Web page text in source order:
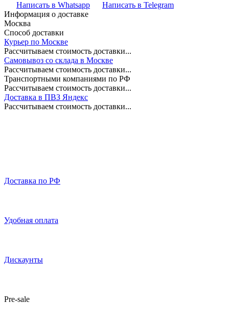
Написать в Whatsapp
Написать в Telegram
Информация о доставке
Москва
Способ доставки
Курьер по Москве
Рассчитываем стоимость доставки...
Самовывоз со склада в Москве
Рассчитываем стоимость доставки...
Транспортными компаниями по РФ
Рассчитываем стоимость доставки...
Доставка в ПВЗ Яндекс
Рассчитываем стоимость доставки...
Доставка по РФ
Удобная оплата
Дискаунты
Pre-sale